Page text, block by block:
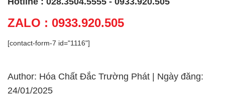
ZALO : 0933.920.505
[contact-form-7 id="1116"]
Author: Hóa Chất Đắc Trường Phát | Ngày đăng:
24/01/2025